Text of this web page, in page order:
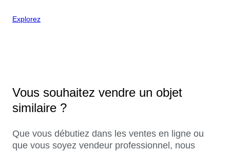
Explorez
Vous souhaitez vendre un objet
similaire ?
Que vous débutiez dans les ventes en ligne ou
que vous soyez vendeur professionnel, nous